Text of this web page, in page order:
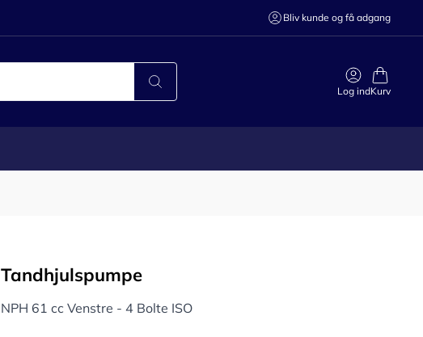
Bliv kunde og få adgang
Log indKurv
Tandhjulspumpe
NPH 61 cc Venstre - 4 Bolte ISO